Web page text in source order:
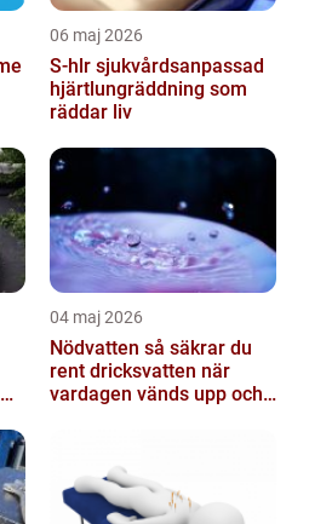
06 maj 2026
S-hlr sjukvårdsanpassad
hjärtlungräddning som
räddar liv
04 maj 2026
Nödvatten så säkrar du
rent dricksvatten när
vardagen vänds upp och